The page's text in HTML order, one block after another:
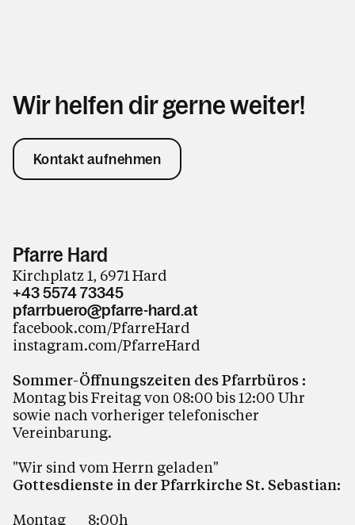
Wir helfen dir gerne weiter!
Kontakt aufnehmen
Pfarre Hard
Kirchplatz 1, 6971 Hard
+43 5574 73345
pfarrbuero@pfarre-hard.at
facebook.com/PfarreHard
instagram.com/PfarreHard
Sommer-Öffnungszeiten des Pfarrbüros :
Montag bis Freitag von 08:00 bis 12:00 Uhr
sowie nach vorheriger telefonischer
Vereinbarung.
"Wir sind vom Herrn geladen"
Gottesdienste in der Pfarrkirche St. Sebastian:
Montag 8:00h